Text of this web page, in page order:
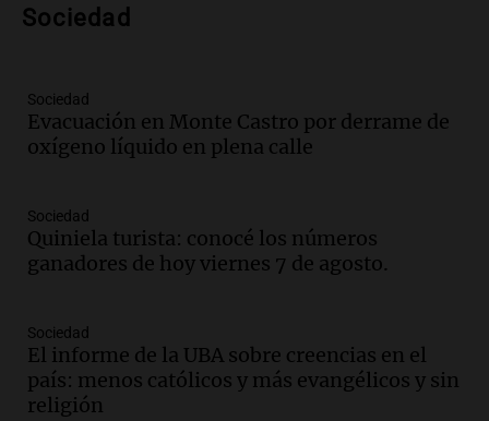
Bulaya este sábado
Audio.
Congreso y evacuación por derrame de
oxígeno en Montecastro
Audio.
Río Gallegos reporta frío extremo
y llega avión para escuelas de la décima
brigada aérea
Episodios
Audio. La justicia reconoce al COVID
como enfermedad laboral tras la muerte
de un docente
Sociedad
Sociedad
Evacuación en Monte Castro por derrame de
oxígeno líquido en plena calle
Sociedad
Quiniela turista: conocé los números
ganadores de hoy viernes 7 de agosto.
Sociedad
El informe de la UBA sobre creencias en el
país: menos católicos y más evangélicos y sin
religión